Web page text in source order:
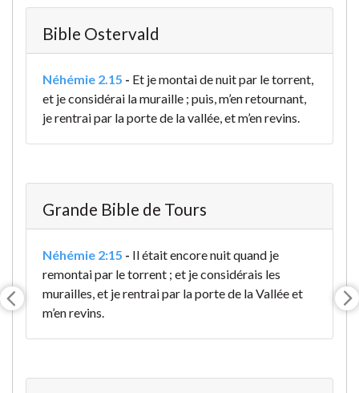
Bible Ostervald
Néhémie 2.15 - Et je montai de nuit par le torrent,
et je considérai la muraille ; puis, m’en retournant,
je rentrai par la porte de la vallée, et m’en revins.
Grande Bible de Tours
Néhémie 2:15 - Il était encore nuit quand je
remontai par le torrent ; et je considérais les
murailles, et je rentrai par la porte de la Vallée et
m’en revins.